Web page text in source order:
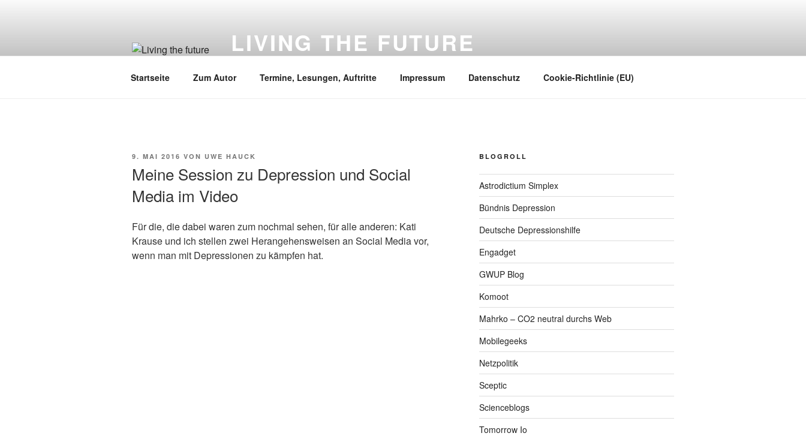
LIVING THE FUTURE
Startseite Zum Autor Termine, Lesungen, Auftritte Impressum Datenschutz Cookie-Richtlinie (EU)
VERÖFFENTLICHT
9. MAI 2016 VON UWE HAUCK
Meine Session zu Depression und Social
Media im Video
Für die, die dabei waren zum nochmal sehen, für alle anderen: Kati
Krause und ich stellen zwei Herangehensweisen an Social Media vor,
wenn man mit Depressionen zu kämpfen hat.
BLOGROLL
Astrodictium Simplex
Bündnis Depression
Deutsche Depressionshilfe
Engadget
GWUP Blog
Komoot
Mahrko – CO2 neutral durchs Web
Mobilegeeks
Netzpolitik
Sceptic
Scienceblogs
Tomorrow Io